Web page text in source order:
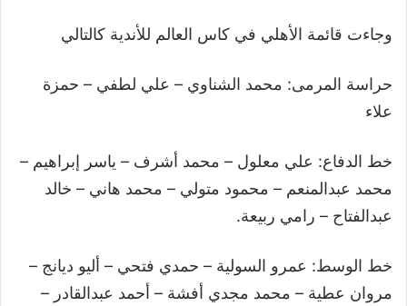
وجاءت قائمة الأهلي في كاس العالم للأندية كالتالي
حراسة المرمى: محمد الشناوي – علي لطفي – حمزة
علاء
خط الدفاع: علي معلول – محمد أشرف – ياسر إبراهيم –
محمد عبدالمنعم – محمود متولي – محمد هاني – خالد
عبدالفتاح – رامي ربيعة.
خط الوسط: عمرو السولية – حمدي فتحي – أليو ديانج –
مروان عطية – محمد مجدي أفشة – أحمد عبدالقادر –